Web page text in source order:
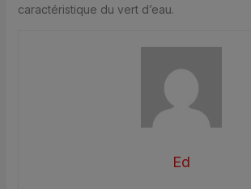
caractéristique du vert d’eau.
Ed